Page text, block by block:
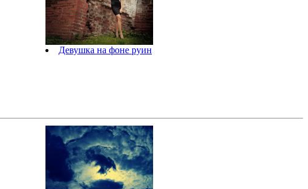
Девушка на фоне руин